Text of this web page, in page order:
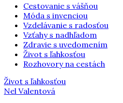
Cestovanie s vášňou
Móda s invenciou
Vzdelávanie s radosťou
Vzťahy s nadhľadom
Zdravie s uvedomením
Život s ľahkosťou
Rozhovory na cestách
Život s ľahkosťou
Nel Valentová